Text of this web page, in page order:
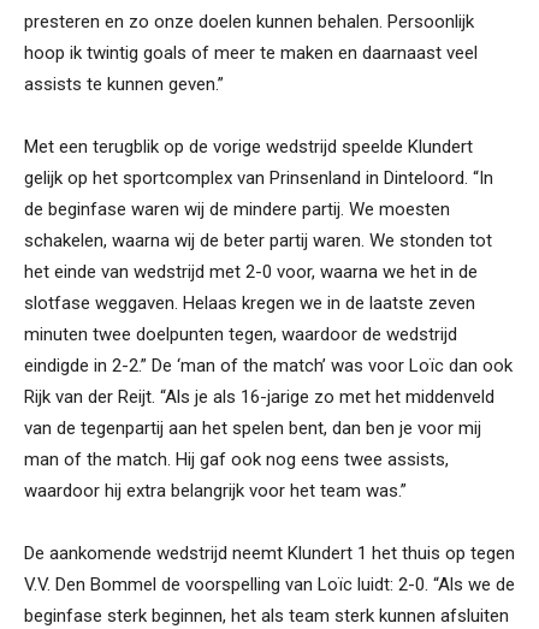
presteren en zo onze doelen kunnen behalen. Persoonlijk
hoop ik twintig goals of meer te maken en daarnaast veel
assists te kunnen geven.”
Met een terugblik op de vorige wedstrijd speelde Klundert
gelijk op het sportcomplex van Prinsenland in Dinteloord. “In
de beginfase waren wij de mindere partij. We moesten
schakelen, waarna wij de beter partij waren. We stonden tot
het einde van wedstrijd met 2-0 voor, waarna we het in de
slotfase weggaven. Helaas kregen we in de laatste zeven
minuten twee doelpunten tegen, waardoor de wedstrijd
eindigde in 2-2.” De ‘man of the match’ was voor Loïc dan ook
Rijk van der Reijt. “Als je als 16-jarige zo met het middenveld
van de tegenpartij aan het spelen bent, dan ben je voor mij
man of the match. Hij gaf ook nog eens twee assists,
waardoor hij extra belangrijk voor het team was.”
De aankomende wedstrijd neemt Klundert 1 het thuis op tegen
V.V. Den Bommel de voorspelling van Loïc luidt: 2-0. “Als we de
beginfase sterk beginnen, het als team sterk kunnen afsluiten